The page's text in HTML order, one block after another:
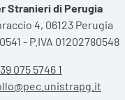
Stranieri di Perugia
4, 06123 Perugia
- P.IVA 01202780548
075 5746 1